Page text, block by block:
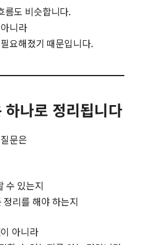
름도 비슷합니다.
니라
요해졌기 때문입니다.
나로 정리됩니다
문은
수 있는지
리를 해야 하는지
아니라